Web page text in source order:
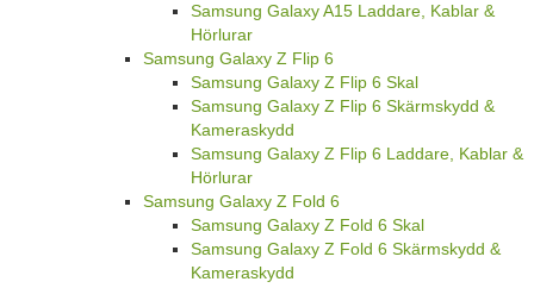
Samsung Galaxy A15 Laddare, Kablar &
Hörlurar
Samsung Galaxy Z Flip 6
Samsung Galaxy Z Flip 6 Skal
Samsung Galaxy Z Flip 6 Skärmskydd &
Kameraskydd
Samsung Galaxy Z Flip 6 Laddare, Kablar &
Hörlurar
Samsung Galaxy Z Fold 6
Samsung Galaxy Z Fold 6 Skal
Samsung Galaxy Z Fold 6 Skärmskydd &
Kameraskydd